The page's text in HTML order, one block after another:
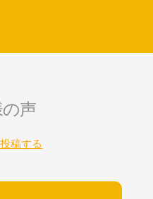
声
稿する